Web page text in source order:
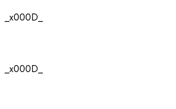
_x000D_
_x000D_